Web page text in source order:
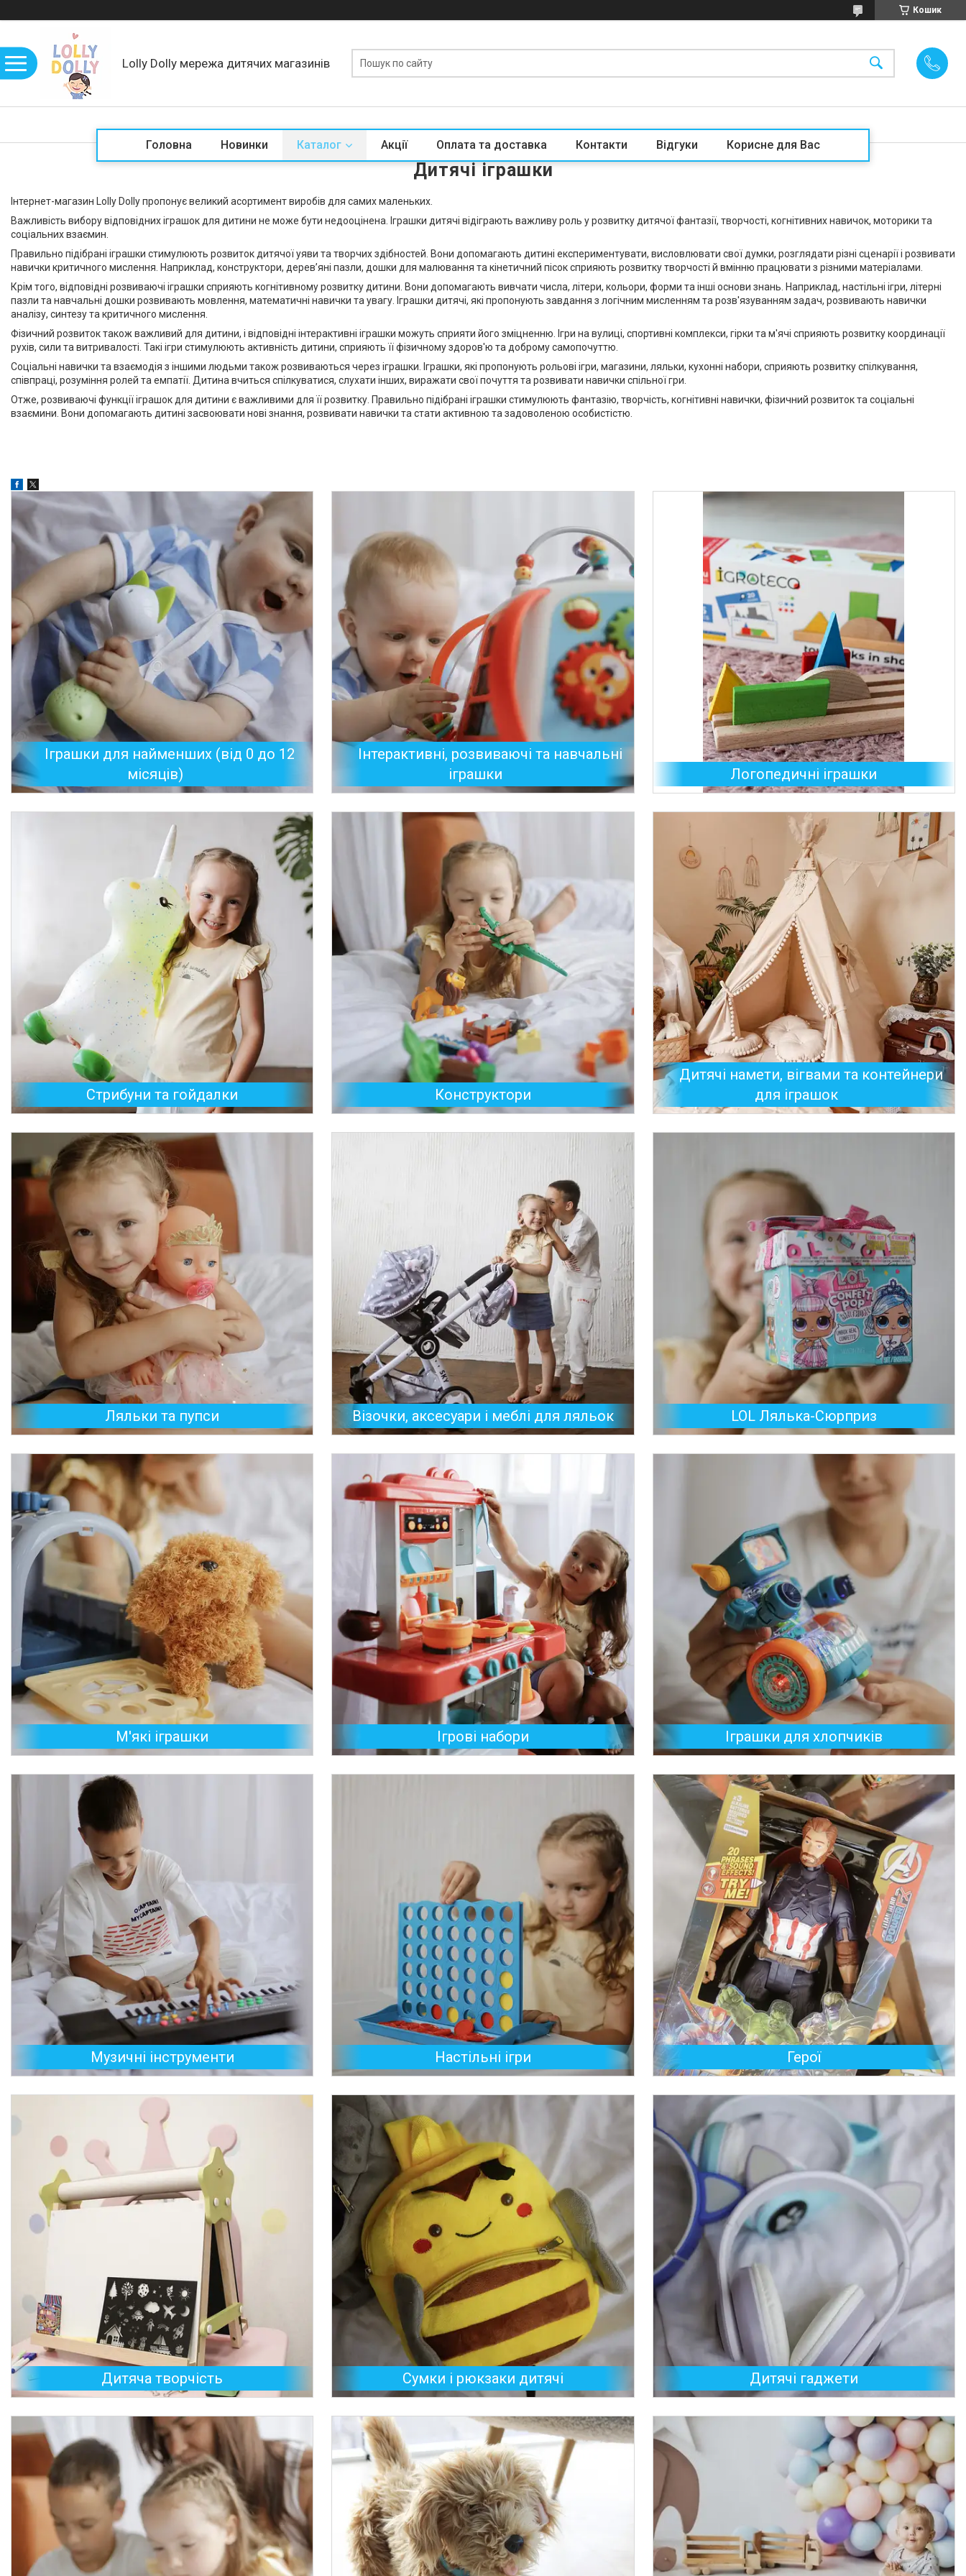
Кошик
Lolly Dolly мережа дитячих магазинів
Головна Новинки Каталог Акції Оплата та доставка Контакти Відгуки Корисне для Вас
Дитячі іграшки
Інтернет-магазин Lolly Dolly пропонує великий асортимент виробів для самих маленьких.
Важливість вибору відповідних іграшок для дитини не може бути недооцінена. Іграшки дитячі відіграють важливу роль у розвитку дитячої фантазії, творчості, когнітивних навичок, моторики та
соціальних взаємин.
Правильно підібрані іграшки стимулюють розвиток дитячої уяви та творчих здібностей. Вони допомагають дитині експериментувати, висловлювати свої думки, розглядати різні сценарії і розвивати
навички критичного мислення. Наприклад, конструктори, дерев’яні пазли, дошки для малювання та кінетичний пісок сприяють розвитку творчості й вмінню працювати з різними матеріалами.
Крім того, відповідні розвиваючі іграшки сприяють когнітивному розвитку дитини. Вони допомагають вивчати числа, літери, кольори, форми та інші основи знань. Наприклад, настільні ігри, літерні
пазли та навчальні дошки розвивають мовлення, математичні навички та увагу. Іграшки дитячі, які пропонують завдання з логічним мисленням та розв'язуванням задач, розвивають навички
аналізу, синтезу та критичного мислення.
Фізичний розвиток також важливий для дитини, і відповідні інтерактивні іграшки можуть сприяти його зміцненню. Ігри на вулиці, спортивні комплекси, гірки та м'ячі сприяють розвитку координації
рухів, сили та витривалості. Такі ігри стимулюють активність дитини, сприяють її фізичному здоров'ю та доброму самопочуттю.
Соціальні навички та взаємодія з іншими людьми також розвиваються через іграшки. Іграшки, які пропонують рольові ігри, магазини, ляльки, кухонні набори, сприяють розвитку спілкування,
співпраці, розуміння ролей та емпатії. Дитина вчиться спілкуватися, слухати інших, виражати свої почуття та розвивати навички спільної гри.
Отже, розвиваючі функції іграшок для дитини є важливими для її розвитку. Правильно підібрані іграшки стимулюють фантазію, творчість, когнітивні навички, фізичний розвиток та соціальні
взаємини. Вони допомагають дитині засвоювати нові знання, розвивати навички та стати активною та задоволеною особистістю.
Іграшки для найменших (від 0 до 12
місяців)
Інтерактивні, розвиваючі та навчальні
іграшки
Логопедичні іграшки
Стрибуни та гойдалки Конструктори
Дитячі намети, вігвами та контейнери
для іграшок
Ляльки та пупси Візочки, аксесуари і меблі для ляльок LOL Лялька-Сюрприз
М'які іграшки Ігрові набори Іграшки для хлопчиків
Музичні інструменти Настільні ігри Герої
Дитяча творчість Сумки і рюкзаки дитячі Дитячі гаджети